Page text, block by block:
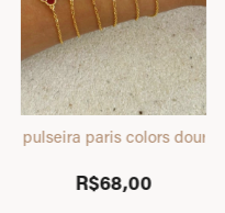
pulseira paris colors dourada
R$68,00